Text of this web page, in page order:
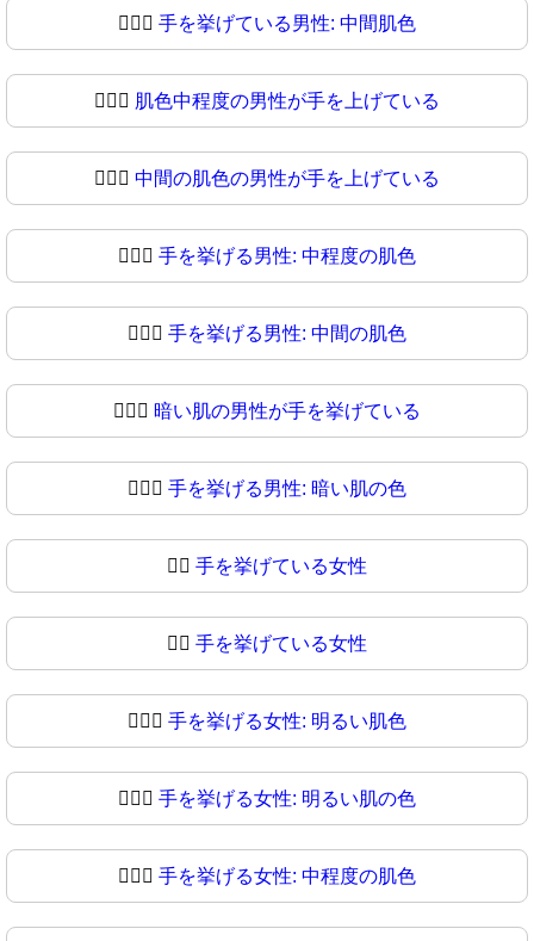
🙋🏼‍♂ 手を挙げている男性: 中間肌色
🙋🏽‍♂️ 肌色中程度の男性が手を上げている
🙋🏽‍♂ 中間の肌色の男性が手を上げている
🙋🏾‍♂️ 手を挙げる男性: 中程度の肌色
🙋🏾‍♂ 手を挙げる男性: 中間の肌色
🙋🏿‍♂️ 暗い肌の男性が手を挙げている
🙋🏿‍♂ 手を挙げる男性: 暗い肌の色
🙋‍♀️ 手を挙げている女性
🙋‍♀ 手を挙げている女性
🙋🏻‍♀️ 手を挙げる女性: 明るい肌色
🙋🏻‍♀ 手を挙げる女性: 明るい肌の色
🙋🏼‍♀️ 手を挙げる女性: 中程度の肌色